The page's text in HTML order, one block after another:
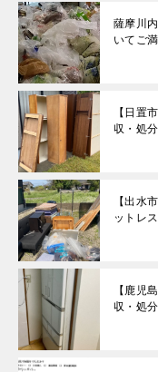
薩摩川
いてご
【日置
収・処
【出水
ットレ
【鹿児
収・処